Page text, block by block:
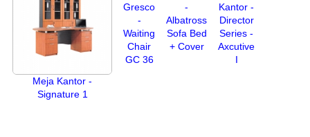
Meja Kantor -
Signature 1
Gresco
-
Waiting
Chair
GC 36
-
Albatross
Sofa Bed
+ Cover
Kantor -
Director
Series -
Axcutive
I